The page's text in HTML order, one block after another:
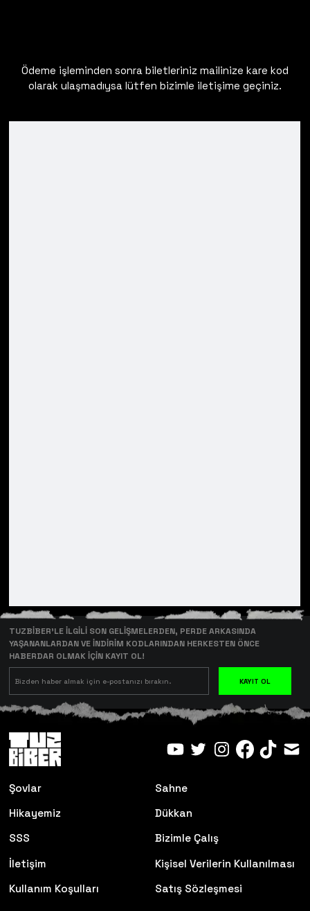
Ödeme işleminden sonra biletleriniz mailinize kare kod
olarak ulaşmadıysa lütfen bizimle iletişime geçiniz.
TUZBİBER’LE İLGİLİ SON GELİŞMELERDEN, PERDE ARKASINDA
YAŞANANLARDAN VE İNDİRİM KODLARINDAN HERKESTEN ÖNCE
HABERDAR OLMAK İÇİN KAYIT OL!
KAYIT OL
Şovlar
Sahne
Hikayemiz
Dükkan
SSS
Bizimle Çalış
İletişim
Kişisel Verilerin Kullanılması
Kullanım Koşulları
Satış Sözleşmesi